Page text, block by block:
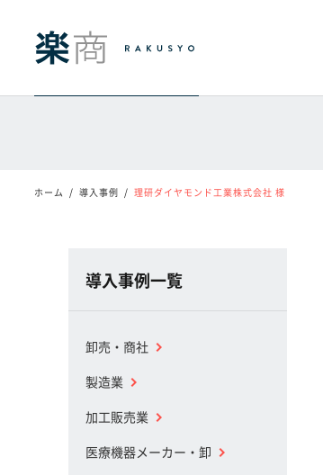
ホーム 導入事例 理研ダイヤモンド工業株式会社 様
導入事例一覧
卸売・商社
製造業
加工販売業
医療機器メーカー・卸